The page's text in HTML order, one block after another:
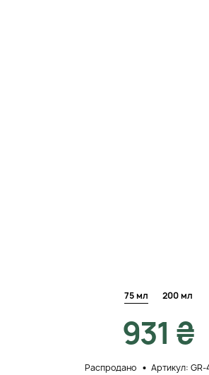
75 мл 200 мл
931 ₴
Распродано Артикул: GR-